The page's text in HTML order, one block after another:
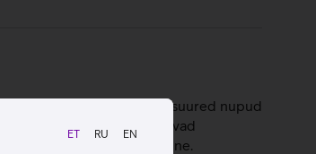
ET RU EN
on avar ekraan ja suured nupud
mida iseloomustavad
või sõnumite saatmine.